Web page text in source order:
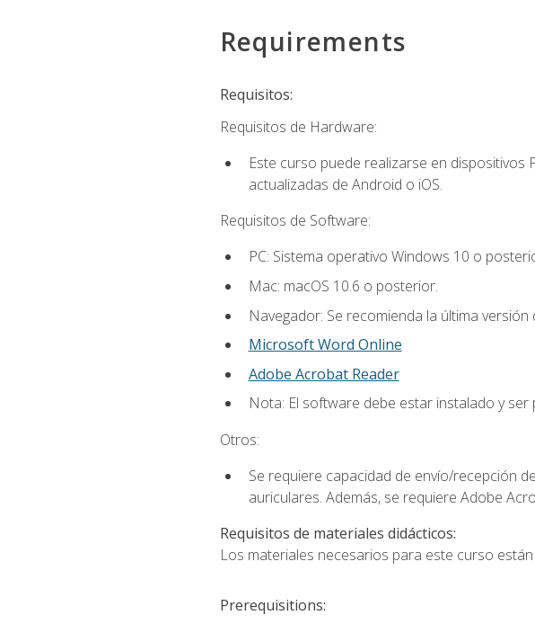
Requirements
Requisitos:
Requisitos de Hardware:
Este curso puede realizarse en
actualizadas de Android o iOS.
Requisitos de Software:
PC: Sistema operativo Windows 10 o
Mac: macOS 10.6 o posterior.
Navegador: Se recomienda la última
Microsoft Word Online
Adobe Acrobat Reader
Nota: El software debe estar instalado y
Otros:
Se requiere capacidad de envío/recepción
auriculares. Además, se requiere Adobe
Requisitos de materiales didácticos:
Los materiales necesarios para este curso
Prerequisitions: